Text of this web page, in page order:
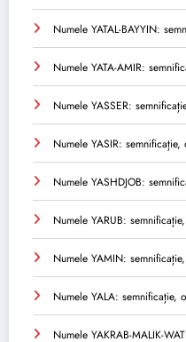
Numele YATAL-BAYYIN:
Numele YATA-AMIR:
Numele YASSER:
Numele YASIR:
Numele YASHDJOB:
Numele YARUB:
Numele YAMIN:
Numele YALA: semnificație,
Numele YAKRAB-MALIK-